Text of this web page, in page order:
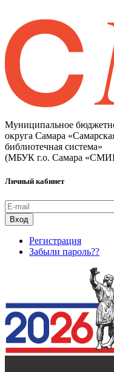
Муниципальное
округа Самара
библиотечная система»
(МБУК г.о. Самара
Личный кабинет
Регистрация
Забыли пароль??